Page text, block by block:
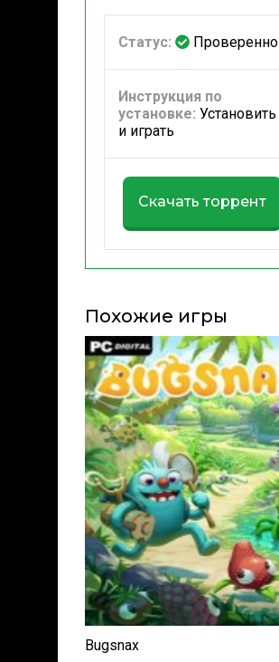
Статус: Проверенно
Инструкция по
установке: Установить
и играть
Скачать торрент
Похожие игры
Bugsnax